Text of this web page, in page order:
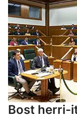
Bost herri-